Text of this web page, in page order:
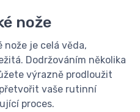
nože
nože je celá věda,
Dodržováním několika
výrazně prodloužit
vaše rutinní
proces.